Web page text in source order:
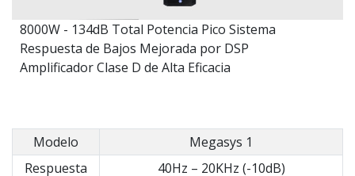
8000W - 134dB Total Potencia Pico Sistema
Respuesta de Bajos Mejorada por DSP
Amplificador Clase D de Alta Eficacia
Modelo
Megasys 1
Respuesta
40Hz – 20KHz (-10dB)